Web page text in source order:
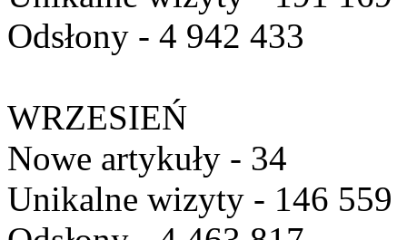
Odsłony - 4 942 433
WRZESIEŃ
Nowe artykuły - 34
Unikalne wizyty - 146 559